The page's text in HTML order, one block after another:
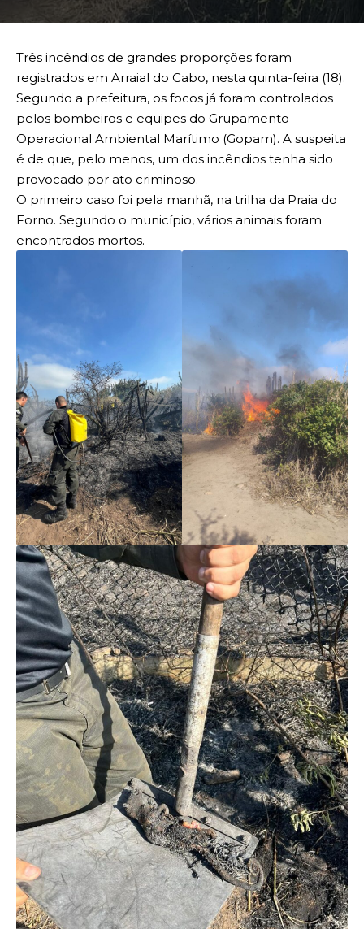
Três incêndios de grandes proporções foram
registrados em Arraial do Cabo, nesta quinta-feira (18).
Segundo a prefeitura, os focos já foram controlados
pelos bombeiros e equipes do Grupamento
Operacional Ambiental Marítimo (Gopam). A suspeita
é de que, pelo menos, um dos incêndios tenha sido
provocado por ato criminoso.
O primeiro caso foi pela manhã, na trilha da Praia do
Forno. Segundo o município, vários animais foram
encontrados mortos.